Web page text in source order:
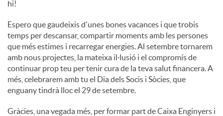
hi!
Espero que gaudeixis d'unes bones vacances i que trobis
temps per descansar, compartir moments amb les persones
que més estimes i recarregar energies. Al setembre tornarem
amb nous projectes, la mateixa il·lusió i el compromís de
continuar prop teu per tenir cura de la teva salut financera. A
més, celebrarem amb tu el Dia dels Socis i Sòcies, que
enguany tindrà lloc el 29 de setembre.
Gràcies, una vegada més, per formar part de Caixa Enginyers i